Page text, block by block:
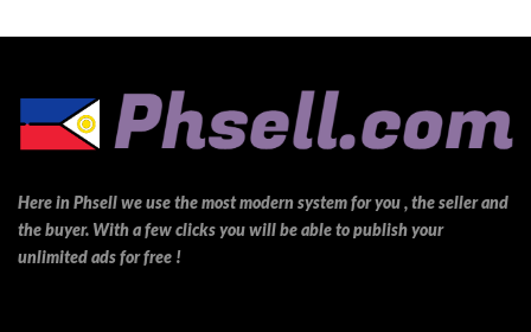
Here in Phsell we use the most modern system for you , the seller and
the buyer. With a few clicks you will be able to publish your
unlimited ads for free !